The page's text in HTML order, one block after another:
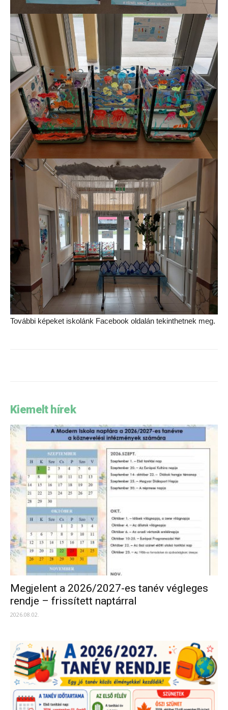
További képeket iskolánk Facebook oldalán tekinthetnek meg.
Kiemelt hírek
Megjelent a 2026/2027-es tanév végleges
rendje – frissített naptárral
2026.08.02.